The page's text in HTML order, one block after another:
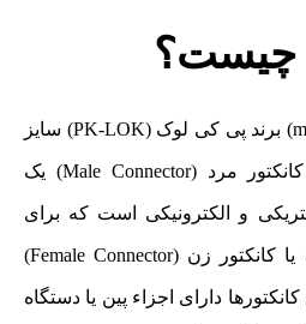
چیست؟
کانکتور نری (male connector) برند پی کی لوک (PK-LOK) سایز
1/4OD*1/2NPT یا نرمالاً کانکتور مرد (Male Connector) یک
و الکترونیکی است که برای
به یک کانکتور ماده یا کانکتور زن (Female Connector)
دارای اجزاء پین یا دستگاه‌